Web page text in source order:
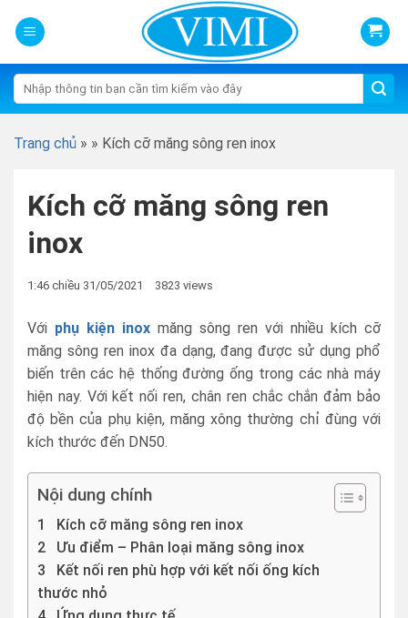
Tìm
kiếm:
Trang chủ » » Kích cỡ măng sông ren inox
Kích cỡ măng sông ren
inox
1:46 chiều 31/05/2021 3823 views
Với phụ kiện inox măng sông ren với nhiều kích cỡ
măng sông ren inox đa dạng, đang được sử dụng phổ
biến trên các hệ thống đường ống trong các nhà máy
hiện nay. Với kết nối ren, chân ren chắc chắn đảm bảo
độ bền của phụ kiện, măng xông thường chỉ đùng với
kích thước đến DN50.
Nội dung chính
1 Kích cỡ măng sông ren inox
2 Ưu điểm – Phân loại măng sông inox
3 Kết nối ren phù hợp với kết nối ống kích
thước nhỏ